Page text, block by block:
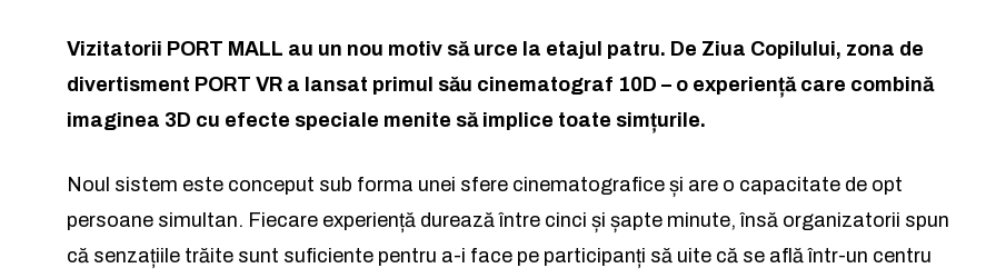
Vizitatorii PORT MALL au un nou motiv să urce la etajul patru. De Ziua Copilului, zona de
divertisment PORT VR a lansat primul său cinematograf 10D – o experiență care combină
imaginea 3D cu efecte speciale menite să implice toate simțurile.
Noul sistem este conceput sub forma unei sfere cinematografice și are o capacitate de opt
persoane simultan. Fiecare experiență durează între cinci și șapte minute, însă organizatorii spun
că senzațiile trăite sunt suficiente pentru a-i face pe participanți să uite că se află într-un centru